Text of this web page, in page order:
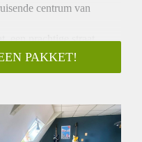
centrum van
een prachtige straat
Dit ruime
en werkende
het levendige centrum
PAKKET!